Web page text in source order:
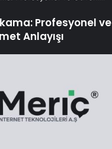
Profesyonel ve
Anlayışı